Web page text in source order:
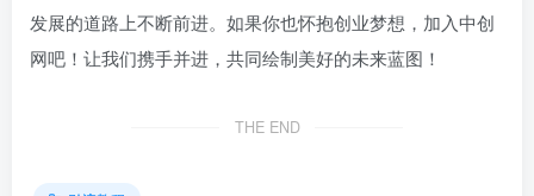
发展的道路上不断前进。如果你也怀抱创业梦想，加入中创
网吧！让我们携手并进，共同绘制美好的未来蓝图！
THE END